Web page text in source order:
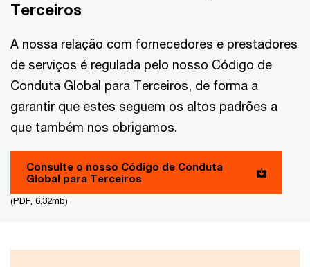
Terceiros
A nossa relação com fornecedores e prestadores
de serviços é regulada pelo nosso Código de
Conduta Global para Terceiros, de forma a
garantir que estes seguem os altos padrões a
que também nos obrigamos.
Consulte o nosso Código de Conduta
Global para Terceiros
(PDF, 6.32mb)